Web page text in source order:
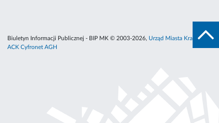
Biuletyn Informacji Publicznej - BIP MK © 2003-2026, Urząd Miasta Krakowa
ACK Cyfronet AGH